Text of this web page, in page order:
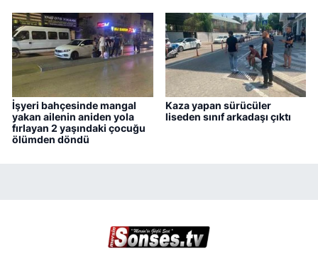
İşyeri bahçesinde mangal
yakan ailenin aniden yola
fırlayan 2 yaşındaki çocuğu
ölümden döndü
Kaza yapan sürücüler
liseden sınıf arkadaşı çıktı